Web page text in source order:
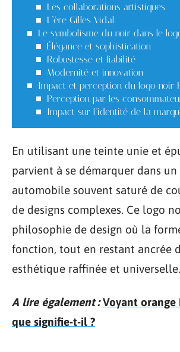
Les collaborations artistiques
L’ère Gilles Vidal
Le symbolisme du noir dans le
Élégance et sophistication
Robustesse et fiabilité
Modernité et innovation
Impact et perception du logo noir
Perception par les
Impact sur l’identité de la
En utilisant une teinte unie et
parvient à se démarquer dans un
automobile souvent saturé de
de designs complexes. Ce logo
philosophie de design où la
fonction, tout en restant ancrée
esthétique raffinée et universelle.
A lire également : Voyant orange
que signifie-t-il ?